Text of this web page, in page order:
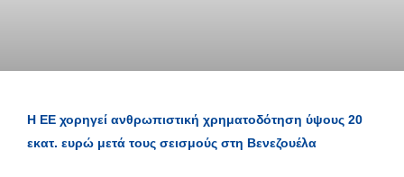
Η ΕΕ χορηγεί ανθρωπιστική χρηματοδότηση ύψους 20
εκατ. ευρώ μετά τους σεισμούς στη Βενεζουέλα